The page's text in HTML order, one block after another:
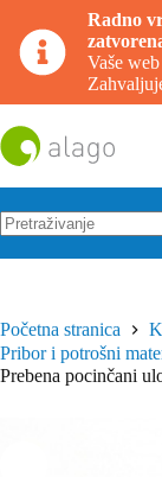
Radno
Vaše
na
sadržaj
Početna stranica
Pribor i potrošni
Prebena pocinčani